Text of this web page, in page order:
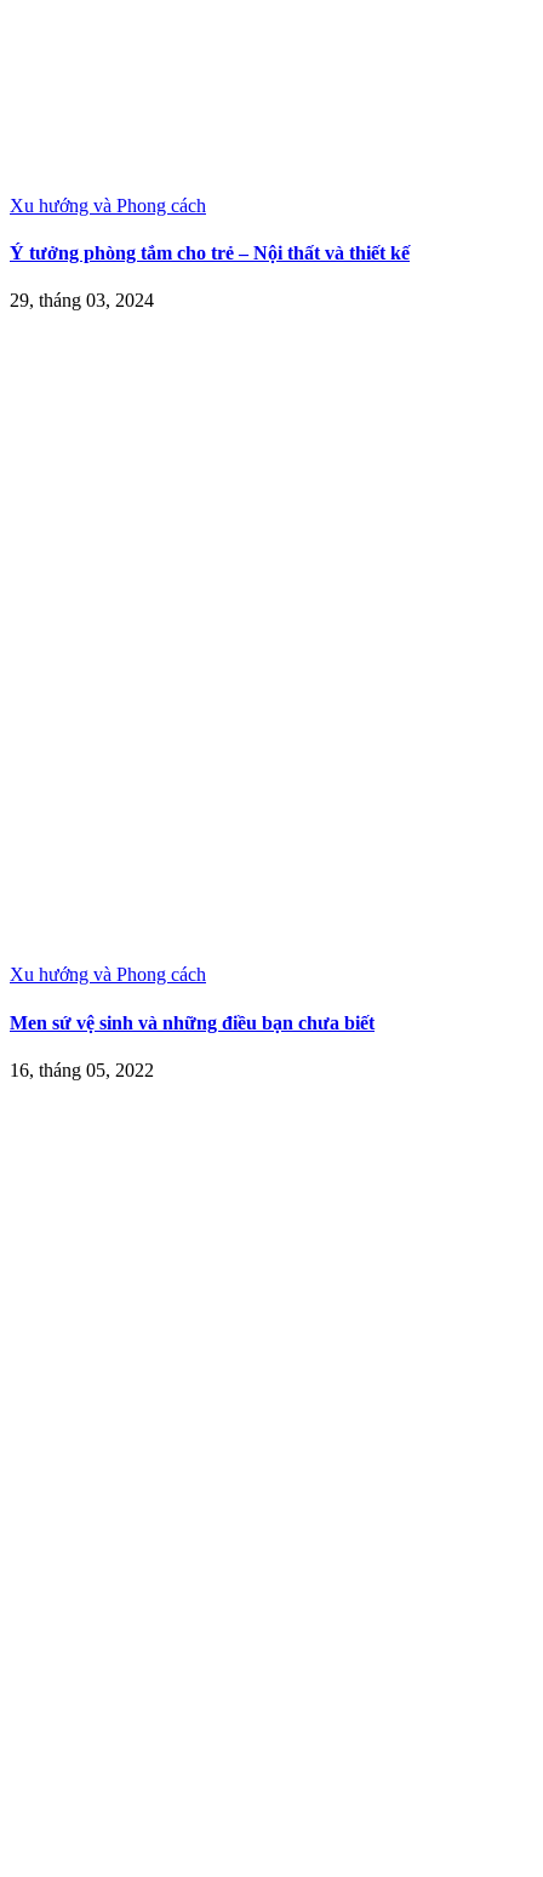
Xu hướng và Phong cách
Ý tưởng phòng tắm cho trẻ – Nội thất và thiết kế
29, tháng 03, 2024
Xu hướng và Phong cách
Men sứ vệ sinh và những điều bạn chưa biết
16, tháng 05, 2022